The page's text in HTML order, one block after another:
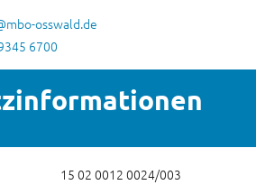
osswald.de
6700
15 02 0012 0024/003